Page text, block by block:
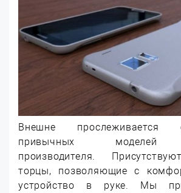
Внешне прослеживается
привычных моделей
производителя.
торцы, позволяющие с
устройство в руке. Мы